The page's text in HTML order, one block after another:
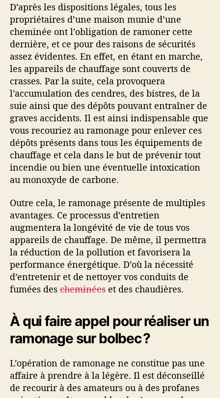
D’après les dispositions légales, tous les
propriétaires d’une maison munie d’une
cheminée ont l’obligation de ramoner cette
dernière, et ce pour des raisons de sécurités
assez évidentes. En effet, en étant en marche,
les appareils de chauffage sont couverts de
crasses. Par la suite, cela provoquera
l’accumulation des cendres, des bistres, de la
suie ainsi que des dépôts pouvant entraîner de
graves accidents. Il est ainsi indispensable que
vous recouriez au ramonage pour enlever ces
dépôts présents dans tous les équipements de
chauffage et cela dans le but de prévenir tout
incendie ou bien une éventuelle intoxication
au monoxyde de carbone.
Outre cela, le ramonage présente de multiples
avantages. Ce processus d’entretien
augmentera la longévité de vie de tous vos
appareils de chauffage. De même, il permettra
la réduction de la pollution et favorisera la
performance énergétique. D’où la nécessité
d’entretenir et de nettoyer vos conduits de
fumées des cheminées et des chaudières.
À qui faire appel pour réaliser un
ramonage sur bolbec ?
L’opération de ramonage ne constitue pas une
affaire à prendre à la légère. Il est déconseillé
de recourir à des amateurs ou à des profanes